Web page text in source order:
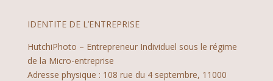
IDENTITE DE L’ENTREPRISE
HutchiPhoto – Entrepreneur Individuel sous le régime
de la Micro-entreprise
Adresse physique : 108 rue du 4 septembre, 11000